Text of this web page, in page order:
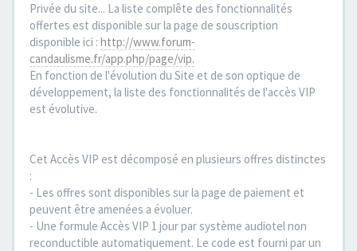
Privée du site... La liste complête des fonctionnalités
offertes est disponible sur la page de souscription
disponible ici : http://www.forum-
candaulisme.fr/app.php/page/vip.
En fonction de l'évolution du Site et de son optique de
développement, la liste des fonctionnalités de l'accès VIP
est évolutive.
Cet Accès VIP est décomposé en plusieurs offres distinctes
:
- Les offres sont disponibles sur la page de paiement et
peuvent être amenées a évoluer.
- Une formule Accès VIP 1 jour par système audiotel non
reconductible automatiquement. Le code est fourni par un